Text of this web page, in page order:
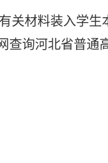
关材料装入学生
查询河北省普通